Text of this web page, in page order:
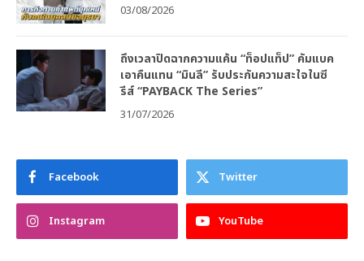
03/08/2026
ถึงเวลาปิดฉากความแค้น “ท็อปแท็ป” คัมแบค
เอาคืนแทน “มินลี” รับประกันความสะใจในซี
รีส์ “PAYBACK The Series”
31/07/2026
Facebook Twitter
Instagram YouTube